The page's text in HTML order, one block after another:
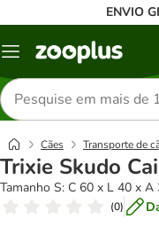
ENVIO
Menu
Pesquisar
produtos
Cães Transporte de
Trixie Skudo
Tamanho S: C 60 x L 40 x A
(0)